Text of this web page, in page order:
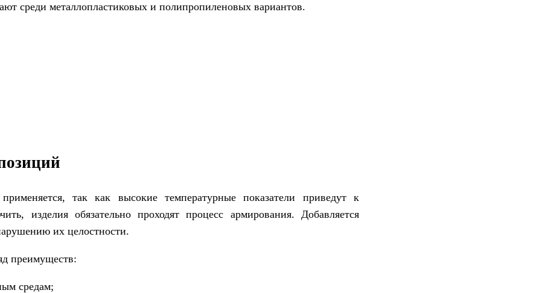
среди металлопластиковых и полипропиленовых вариантов.
так как высокие температурные показатели приведут к
изделия обязательно проходят процесс армирования. Добавляется
их целостности.
преимуществ:
средам;